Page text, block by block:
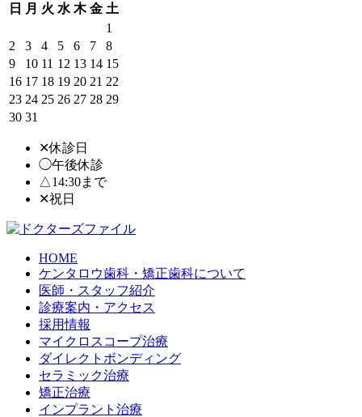
日
月 火 水 木 金 土
1
2
3 4 5 6 7
8
9
10 11 12 13 14 15
16 17 18 19 20 21 22
23 24 25 26 27 28 29
30 31
✕休診日
◯午後休診
△14:30まで
✕祝日
HOME
ケンタロウ歯科・矯正歯科について
医師・スタッフ紹介
診療案内・アクセス
採用情報
マイクロスコープ治療
ダイレクトボンディング
セラミック治療
矯正治療
インプラント治療